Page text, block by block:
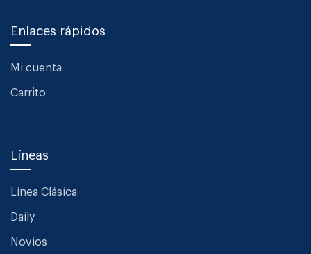
Enlaces rápidos
Mi cuenta
Carrito
Líneas
Línea Clásica
Daily
Novios